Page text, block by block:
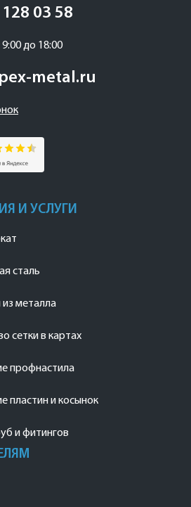
03 58
до 18:00
metal.ru
И УСЛУГИ
сталь
из металла
сетки в картах
профнастила
пластин и косынок
и фитингов